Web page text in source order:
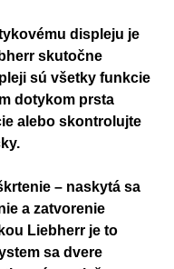
displeju je
skutočne
sú všetky funkcie
dotykom prsta
alebo skontrolujte
– naskytá sa
a zatvorenie
Liebherr je to
sa dvere